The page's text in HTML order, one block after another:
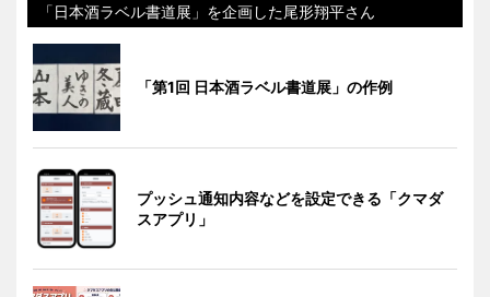
「日本酒ラベル書道展」を企画した尾形翔平さん
「第1回 日本酒ラベル書道展」の作例
プッシュ通知内容などを設定できる「クマダ
スアプリ」